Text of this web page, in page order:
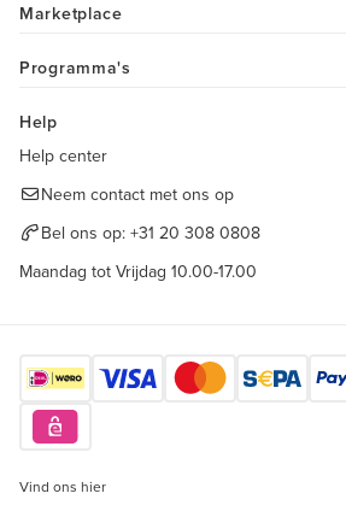
Marketplace
Programma's
Help
Help center
Neem contact met ons op
Bel ons op: +31 20 308 0808
Maandag tot Vrijdag 10.00-17.00
Vind ons hier